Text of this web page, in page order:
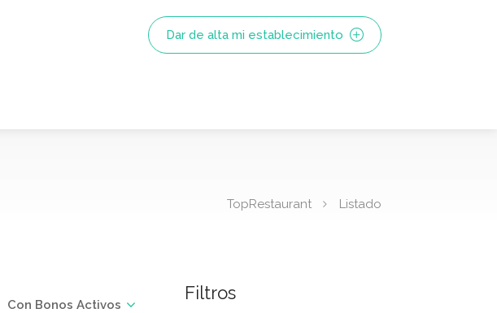
Dar de alta mi establecimiento
TopRestaurant Listado
Con Bonos Activos
Filtros